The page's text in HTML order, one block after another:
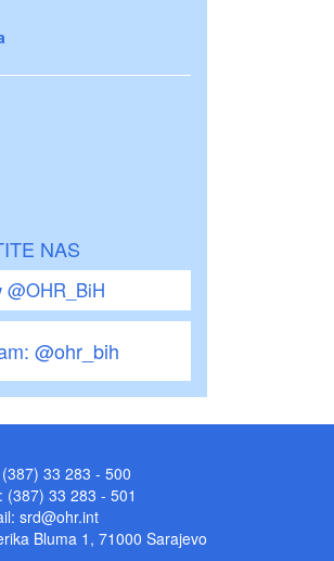
NAS
@OHR_BiH
@ohr_bih
33 283 - 500
(387) 33 283 - 501
srd@ohr.int
Bluma 1, 71000 Sarajevo